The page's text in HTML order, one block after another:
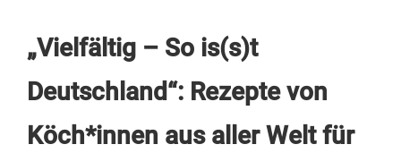
„Vielfältig – So is(s)t
Deutschland“: Rezepte von
Köch*innen aus aller Welt für